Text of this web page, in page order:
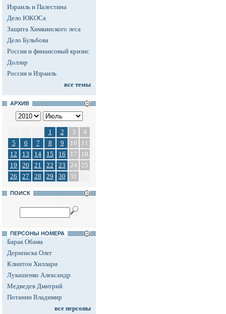
Израиль и Палестина
Дело ЮКОСа
Защита Химкинского леса
Дело Бульбова
Россия и финансовый кризис
Доллар
Россия и Израиль
все темы
АРХИВ
1 2 3
4
5
6 7 8 9 10
11
12
13 14 15 16 17
18
19
20 21 22 23 24 25
26
27 28 29 30 31
ПОИСК
ПЕРСОНЫ НОМЕРА
Барак Обама
Дерипаска Олег
Клинтон Хиллари
Лукашенко Александр
Медведев Дмитрий
Потанин Владимир
все персоны